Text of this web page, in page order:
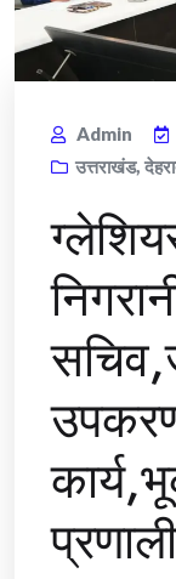
Admin
उत्तराखंड,